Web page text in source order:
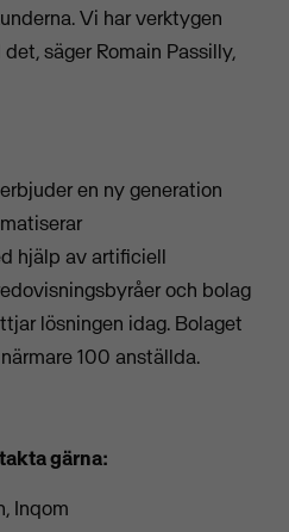
Vi har verktygen
säger Romain Passilly,
en ny generation
hjälp av artificiell
och bolag
lösningen idag. Bolaget
100 anställda.
gärna:
Inqom